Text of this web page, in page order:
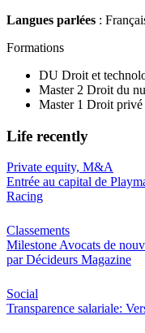
Langues parlées :
Formations
DU Droit et
Master 2 Droit du
Master 1 Droit privé
Life recently
Private equity, M&A
Entrée au capital de
Racing
Classements
Milestone Avocats de
par Décideurs Magazine
Social
Transparence salariale: